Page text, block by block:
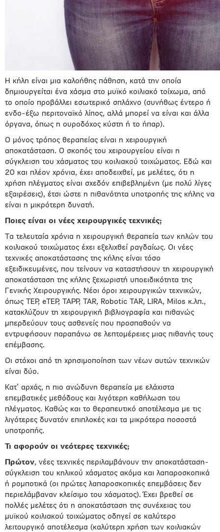
Η κήλη είναι μια καλοήθης πάθηση, κατά την οποία
δημιουργείται ένα χάσμα στο μυϊκό κοιλιακό τοίχωμα, από
το οποίο προβάλλει εσωτερικό σπλάχνο (συνήθως έντερο ή
ενδο-έξω περιτοναϊκό λίπος, αλλά μπορεί να είναι και άλλα
όργανα, όπως η ουροδόχος κύστη ή το ήπαρ).
Ο μόνος τρόπος θεραπείας είναι η χειρουργική
αποκατάσταση. Ο σκοπός του χειρουργείου είναι η
σύγκλειση του χάσματος του κοιλιακού τοιχώματος. Εδώ και
20 και πλέον χρόνια, έχει αποδειχθεί, με μελέτες, ότι η
χρήση πλέγματος είναι σχεδόν επιβεβλημένη (με πολύ λίγες
εξαιρέσεις), έτσι ώστε η πιθανότητα υποτροπής της κήλης να
είναι η μικρότερη δυνατή.
Ποιες είναι οι νέες χειρουργικές τεχνικές;
Τα τελευταία χρόνια η χειρουργική θεραπεία των κηλών του
κοιλιακού τοιχώματος έχει εξελιχθεί ραγδαίως. Οι νέες
τεχνικές αποκατάστασης της κήλης είναι τόσο
εξειδικευμένες, που τείνουν να καταστήσουν τη χειρουργική
αποκατάσταση της κήλης ξεχωριστή υποειδικότητα της
Γενικής Χειρουργικής. Νέοι όροι χειρουργικών τεχνικών,
όπως TEP, eTEP, TAPP, TAR, Robotic TAR, LIRA, Milos κ.λπ.,
κατακλύζουν τη χειρουργική βιβλιογραφία και πιθανώς
μπερδεύουν τους ασθενείς που προσπαθούν να
εντρυφήσουν παραπάνω σε λεπτομέρειες μιας πιθανής τους
επέμβασης.
Οι στόχοι από τη χρησιμοποίηση των νέων αυτών τεχνικών
είναι δύο.
Κατ’ αρχάς, η πιο ανώδυνη θεραπεία με ελάχιστα
επεμβατικές μεθόδους και λιγότερη καθήλωση του
πλέγματος. Καθώς και το θεραπευτικό αποτέλεσμα με τις
λιγότερες δυνατόν επιπλοκές και τα μικρότερα ποσοστά
υποτροπής.
Τι αφορούν οι νεότερες τεχνικές;
Πρώτον, νέες τεχνικές περιλαμβάνουν την αποκατάσταση-
σύγκλειση του κηλικού χάσματος ακόμα και λαπαροσκοπικά
ή ρομποτικά (οι πρώτες λαπαροσκοπικές επεμβάσεις δεν
περιελάμβαναν κλείσιμο του χάσματος). Έχει βρεθεί σε
πολλές μελέτες ότι η αποκατάσταση της συνέχειας του
μυϊκού κοιλιακού τοιχώματος οδηγεί σε καλύτερο
λειτουργικό αποτέλεσμα (καλύτερη χρήση των κοιλιακών